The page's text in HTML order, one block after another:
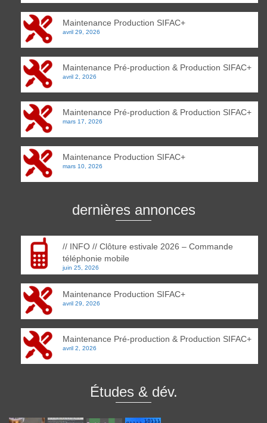
Maintenance Production SIFAC+
avril 29, 2026
Maintenance Pré-production & Production SIFAC+
avril 2, 2026
Maintenance Pré-production & Production SIFAC+
mars 17, 2026
Maintenance Production SIFAC+
mars 10, 2026
dernières annonces
// INFO // Clôture estivale 2026 – Commande
téléphonie mobile
juin 25, 2026
Maintenance Production SIFAC+
avril 29, 2026
Maintenance Pré-production & Production SIFAC+
avril 2, 2026
Études & dév.